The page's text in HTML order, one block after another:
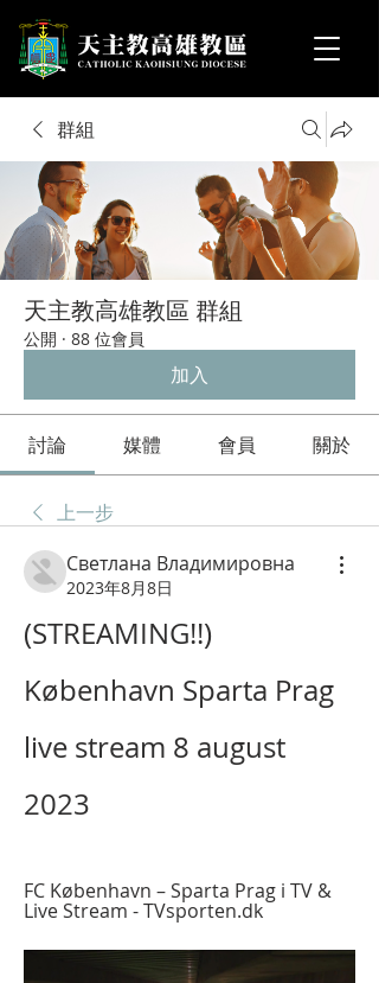
群組
天主教高雄教區 群組
公開 · 88 位會員
加入
討論 媒體 會員 關於
上一步
Светлана Владимировна
2023年8月8日
(STREAMING!!)
København Sparta Prag
live stream 8 august
2023
FC København – Sparta Prag i TV &
Live Stream - TVsporten.dk